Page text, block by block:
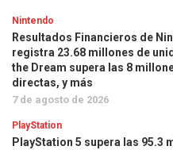
Nintendo
Resultados Financieros de
registra 23.68 millones de
the Dream supera las 8
directas, y más
7 de agosto de 2026
PlayStation
PlayStation 5 supera las 95.3